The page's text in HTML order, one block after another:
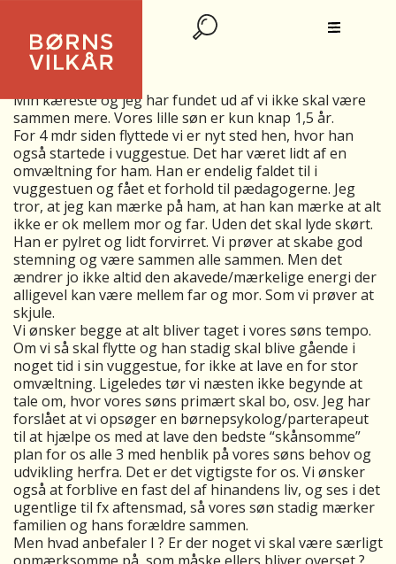
RÅD TIL FREMGANGSPROCES
Min kæreste og jeg har fundet ud af vi ikke skal være
sammen mere. Vores lille søn er kun knap 1,5 år.
For 4 mdr siden flyttede vi er nyt sted hen, hvor han
også startede i vuggestue. Det har været lidt af en
omvæltning for ham. Han er endelig faldet til i
vuggestuen og fået et forhold til pædagogerne. Jeg
tror, at jeg kan mærke på ham, at han kan mærke at alt
ikke er ok mellem mor og far. Uden det skal lyde skørt.
Han er pylret og lidt forvirret. Vi prøver at skabe god
stemning og være sammen alle sammen. Men det
ændrer jo ikke altid den akavede/mærkelige energi der
alligevel kan være mellem far og mor. Som vi prøver at
skjule.
Vi ønsker begge at alt bliver taget i vores søns tempo.
Om vi så skal flytte og han stadig skal blive gående i
noget tid i sin vuggestue, for ikke at lave en for stor
omvæltning. Ligeledes tør vi næsten ikke begynde at
tale om, hvor vores søns primært skal bo, osv. Jeg har
forslået at vi opsøger en børnepsykolog/parterapeut
til at hjælpe os med at lave den bedste “skånsomme”
plan for os alle 3 med henblik på vores søns behov og
udvikling herfra. Det er det vigtigste for os. Vi ønsker
også at forblive en fast del af hinandens liv, og ses i det
ugentlige til fx aftensmad, så vores søn stadig mærker
familien og hans forældre sammen.
Men hvad anbefaler I ? Er der noget vi skal være særligt